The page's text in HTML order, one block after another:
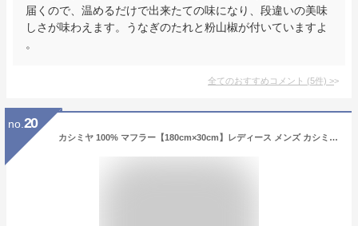
届くので、温めるだけで出来たての味になり、段違いの美味
しさが味わえます。うなぎのたれと粉山椒が付いていますよ
。
全てのおすすめコメント (5件) >
no. 20
カシミヤ 100% マフラー【180cm×30cm】レディース メンズ カシミア カシミヤマフラー カシミアマフラー レディースマフラー メンズマフラー ストール 無地 秋 冬 女性 男性 妻 夫 彼女 彼氏 祖父 祖母 30代 40代 50代 60代 プレゼント 誕生日プレゼント バレンタイン